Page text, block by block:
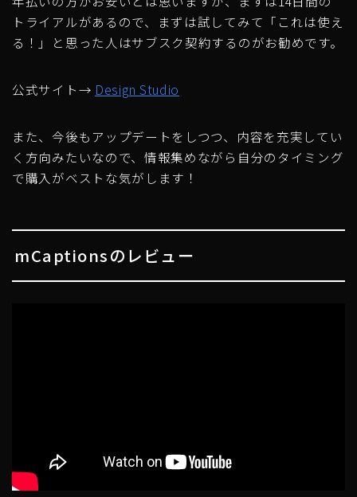
トライアルがあるので、まずは試してみて「これは使え
る！」と思った人はサブスク契約するのがお勧めです。
公式サイト→ Design Studio
また、今後もアップデートをしつつ、内容を充実してい
く方向みたいなので、情報集めながら自分のタイミング
で購入がベストな気がします！
mCaptionsのレビュー